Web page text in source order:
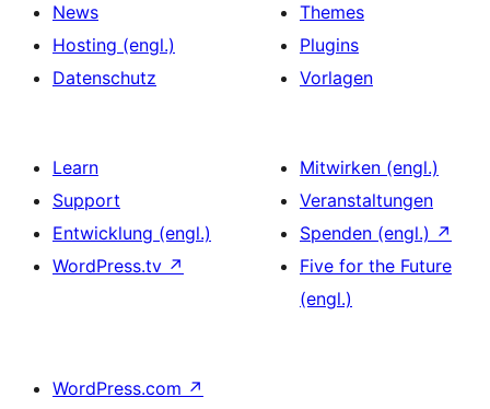
News
Hosting (engl.)
Datenschutz
Themes
Plugins
Vorlagen
Learn
Support
Entwicklung (engl.)
WordPress.tv ↗
Mitwirken (engl.)
Veranstaltungen
Spenden (engl.) ↗
Five for the Future
(engl.)
WordPress.com ↗